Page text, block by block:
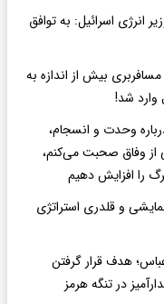
انرژی اسرائیل: به توافق
بیش از اندازه به
وارد شد!
وحدت و انسجام،
از وفاق صحبت می‌کنم،
را افزایش دهیم
و قلدری استراتژی
هدف قرار گرفتن
در تنگه هرمز